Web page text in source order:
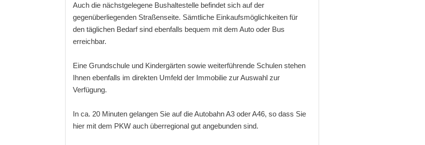
Auch die nächstgelegene Bushaltestelle befindet sich auf der
gegenüberliegenden Straßenseite. Sämtliche Einkaufsmöglichkeiten für
den täglichen Bedarf sind ebenfalls bequem mit dem Auto oder Bus
erreichbar.
Eine Grundschule und Kindergärten sowie weiterführende Schulen stehen
Ihnen ebenfalls im direkten Umfeld der Immobilie zur Auswahl zur
Verfügung.
In ca. 20 Minuten gelangen Sie auf die Autobahn A3 oder A46, so dass Sie
hier mit dem PKW auch überregional gut angebunden sind.